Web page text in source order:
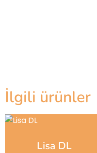
İlgili ürünler
Lisa DL